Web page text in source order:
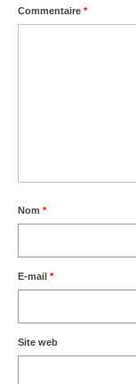
Commentaire *
Nom *
E-mail *
Site web